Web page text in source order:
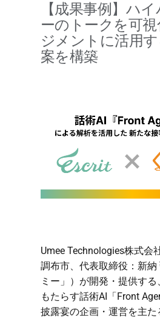
【成果事例】ハ
ーのトークを可
ジメントに活用
案を構築
Umee Technologies株式会
調布市、代表取締役：新
ミー」）が開発・提供す
もたらす話術AI「Front
披露宴の企画・運営を主た